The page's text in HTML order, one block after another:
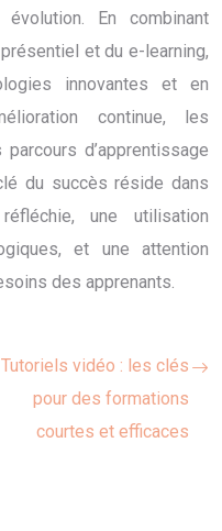
En combinant
et du e-learning,
innovantes et en
continue, les
d’apprentissage
du succès réside dans
une utilisation
et une attention
des apprenants.
Tutoriels vidéo : les clés
pour des formations
courtes et efficaces